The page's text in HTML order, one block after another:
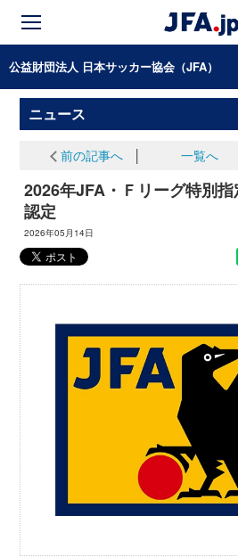
公益財団法人 日本サッカー協会（JFA）
ニュース
前の記事へ 一覧へ
2026年JFA・Ｆリーグ特別
認定
2026年05月14日